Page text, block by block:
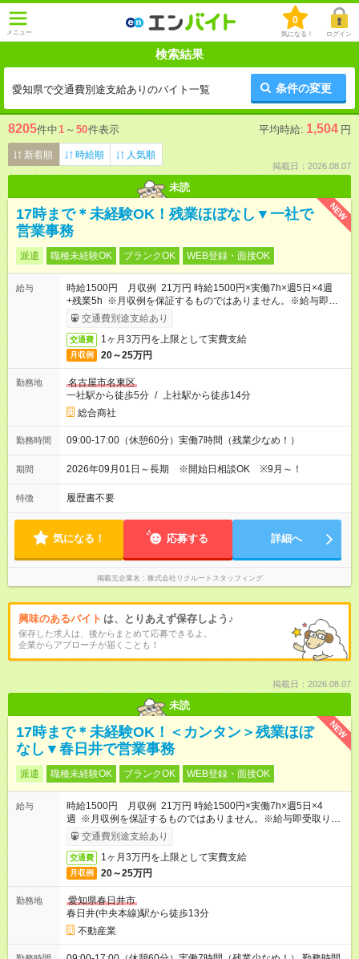
メニュー
0
気になる！ ログイン
検索結果
愛知県で交通費別途支給ありのバイト一覧 条件の変更
8205件中1 ～ 50件表示 平均時給: 1,504 円
新着順 時給順 人気順
掲載日：2026.08.07
未読
NEW
17時まで＊未経験OK！残業ほぼなし▼一社で
営業事務
派遣 職種未経験OK ブランクOK WEB登録・面接OK
給与
時給1500円 月収例 21万円 時給1500円×実働7h×週5日×4週
+残業5h ※月収例を保証するものではありません。※給与即受取
りサービス利用可（利用条件有）
交通費別途支給あり
交通費 1ヶ月3万円を上限として実費支給
月収例 20～25万円
勤務地
名古屋市名東区
一社駅から徒歩5分 / 上社駅から徒歩14分
総合商社
勤務時間 09:00-17:00（休憩60分）実働7時間（残業少なめ！）
期間 2026年09月01日～長期 ※開始日相談OK ※9月～！
特徴 履歴書不要
気になる！ 応募する 詳細へ
掲載元企業名 株式会社リクルートスタッフィング
興味のあるバイト は、とりあえず保存しよう♪
保存した求人は、後からまとめて応募できるよ。
企業からアプローチが届くことも！
掲載日：2026.08.07
未読
NEW
17時まで＊未経験OK！＜カンタン＞残業ほぼ
なし▼春日井で営業事務
派遣 職種未経験OK ブランクOK WEB登録・面接OK
給与
時給1500円 月収例 21万円 時給1500円×実働7h×週5日×4
週 ※月収例を保証するものではありません。※給与即受取りサ
ービス利用可（利用条件有）
交通費別途支給あり
交通費 1ヶ月3万円を上限として実費支給
月収例 20～25万円
勤務地
愛知県春日井市
春日井(中央本線)駅から徒歩13分
不動産業